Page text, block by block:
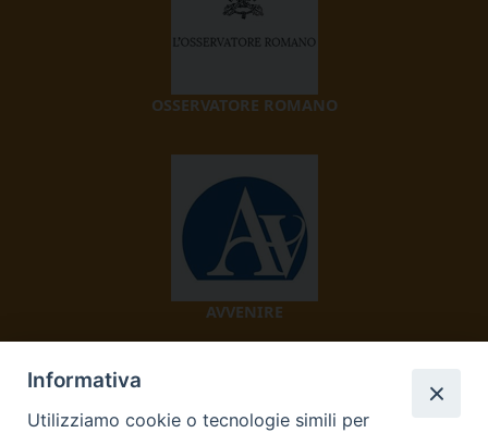
OSSERVATORE ROMANO
AVVENIRE
Informativa
Utilizziamo cookie o tecnologie simili per